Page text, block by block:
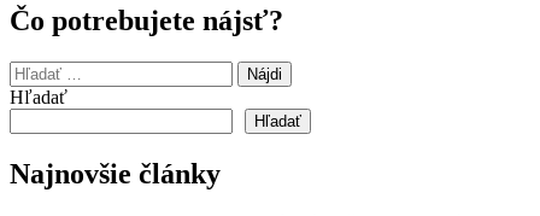
Čo potrebujete nájsť?
Hľadať:
Hľadať
Hľadať
Najnovšie články